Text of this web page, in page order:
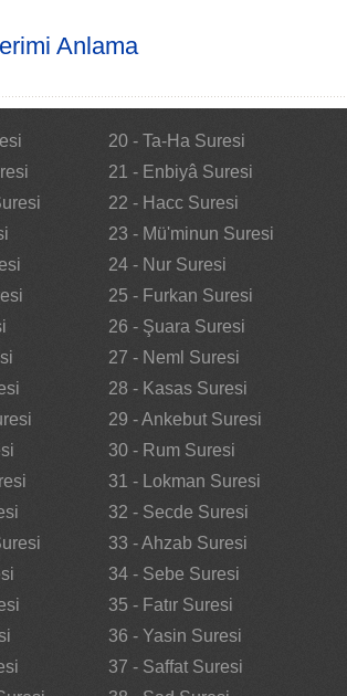
Anlama
20 - Ta-Ha Suresi
21 - Enbiyâ Suresi
22 - Hacc Suresi
23 - Mü'minun Suresi
24 - Nur Suresi
25 - Furkan Suresi
26 - Şuara Suresi
27 - Neml Suresi
28 - Kasas Suresi
29 - Ankebut Suresi
30 - Rum Suresi
31 - Lokman Suresi
32 - Secde Suresi
33 - Ahzab Suresi
34 - Sebe Suresi
35 - Fatır Suresi
36 - Yasin Suresi
37 - Saffat Suresi